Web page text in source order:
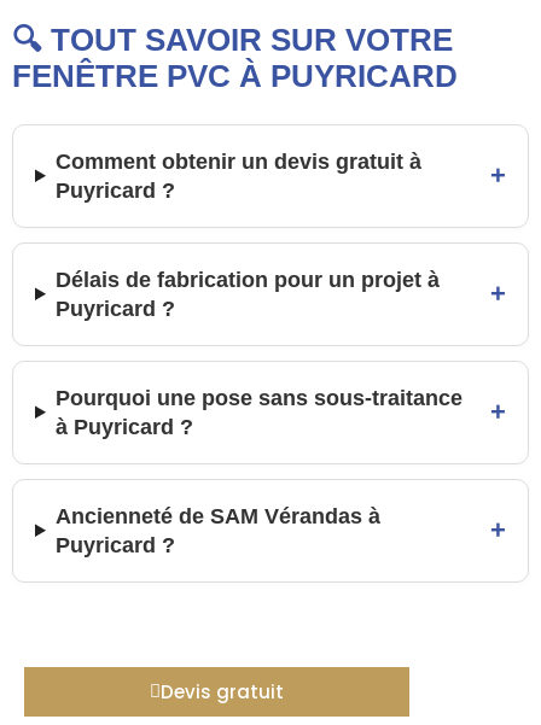
🔍 TOUT SAVOIR SUR VOTRE
FENÊTRE PVC À PUYRICARD
Comment obtenir un devis gratuit à
Puyricard ?
+
Délais de fabrication pour un projet à
Puyricard ?
+
Pourquoi une pose sans sous-traitance
à Puyricard ?
+
Ancienneté de SAM Vérandas à
Puyricard ?
+
Devis gratuit